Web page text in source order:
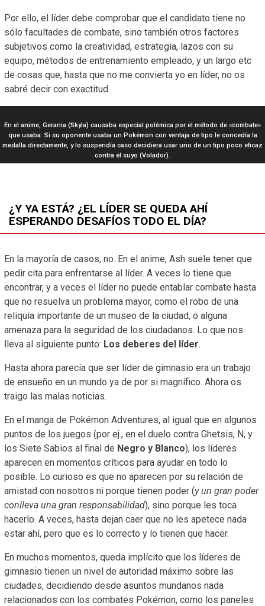
Por ello, el líder debe comprobar que el candidato tiene no
sólo facultades de combate, sino también otros factores
subjetivos como la creatividad, estrategia, lazos con su
equipo, métodos de entrenamiento empleado, y un largo etc
de cosas que, hasta que no me convierta yo en líder, no os
sabré decir con exactitud.
En el anime, Gerania (Skyla) causaba especial polémica por el método de «combate»
que usaba: Si su oponente usaba un Pokémon con ventaja de tipo le concedía la
medalla directamente, y lo suspendía caso decidiera usar uno de un tipo poco eficaz
contra el suyo (Volador).
¿Y YA ESTÁ? ¿EL LÍDER SE QUEDA AHÍ
ESPERANDO DESAFÍOS TODO EL DÍA?
En la mayoría de casos, no. En el anime, Ash suele tener que
pedir cita para enfrentarse al líder. A veces lo tiene que
encontrar, y a veces el líder no puede entablar combate hasta
que no resuelva un problema mayor, como el robo de una
reliquia importante de un museo de la ciudad, o alguna
amenaza para la seguridad de los ciudadanos. Lo que nos
lleva al siguiente punto: Los deberes del líder.
Hasta ahora parecía que ser líder de gimnasio era un trabajo
de ensueño en un mundo ya de por si magnífico. Ahora os
traigo las malas noticias.
En el manga de Pokémon Adventures, al igual que en algunos
puntos de los juegos (por ej., en el duelo contra Ghetsis, N, y
los Siete Sabios al final de Negro y Blanco), los líderes
aparecen en momentos críticos para ayudar en todo lo
posible. Lo curioso es que no aparecen por su relación de
amistad con nosotros ni porque tienen poder (y un gran poder
conlleva una gran responsabilidad), sino porque les toca
hacerlo. A veces, hasta dejan caer que no les apetece nada
estar ahí, pero que es lo correcto y lo tienen que hacer.
En muchos momentos, queda implícito que los líderes de
gimnasio tienen un nivel de autoridad máximo sobre las
ciudades, decidiendo desde asuntos mundanos nada
relacionados con los combates Pokémon, como los paneles